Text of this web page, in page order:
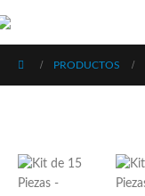
PRODUCTOS